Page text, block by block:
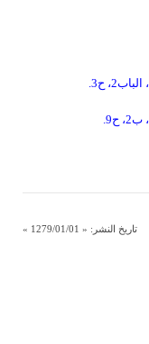
تاريخ النشر: « 1279/01/01 »